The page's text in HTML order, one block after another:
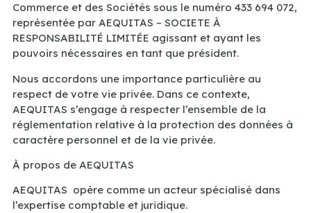
Commerce et des Sociétés sous le numéro 433 694 072,
représentée par AEQUITAS – SOCIETE À
RESPONSABILITÉ LIMITÉE agissant et ayant les
pouvoirs nécessaires en tant que président.
Nous accordons une importance particulière au
respect de votre vie privée. Dans ce contexte,
AEQUITAS s’engage à respecter l’ensemble de la
réglementation relative à la protection des données à
caractère personnel et de la vie privée.
À propos de AEQUITAS
AEQUITAS opère comme un acteur spécialisé dans
l’expertise comptable et juridique.